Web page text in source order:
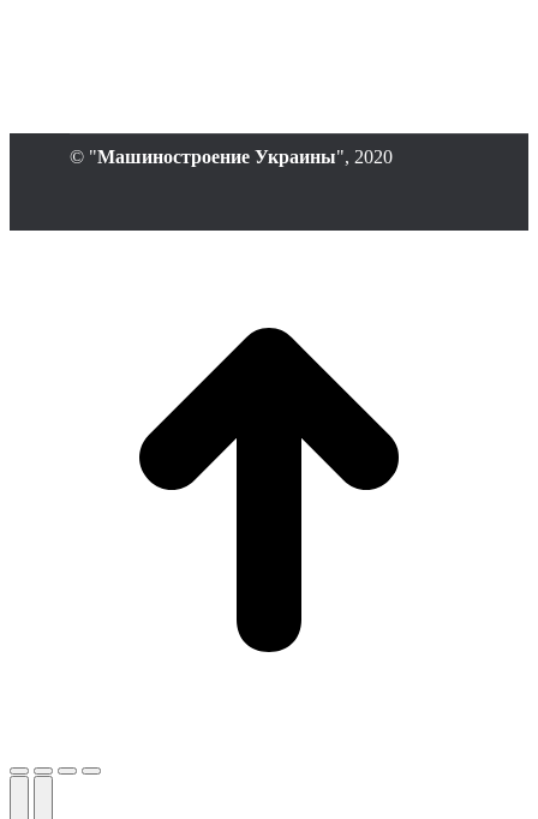
© "Машиностроение Украины", 2020